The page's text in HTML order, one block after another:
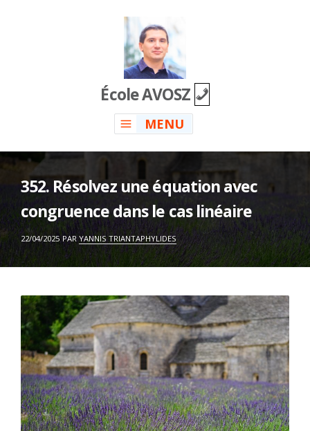
École AVOSZ
MENU
352. Résolvez une équation avec
congruence dans le cas linéaire
ON
22/04/2025 PAR YANNIS TRIANTAPHYLIDES